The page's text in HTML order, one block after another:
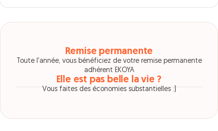
Remise permanente
Toute l'année, vous bénéficiez de votre remise permanente
adhérent EKOYA
Elle est pas belle la vie ?
Vous faites des économies substantielles :)